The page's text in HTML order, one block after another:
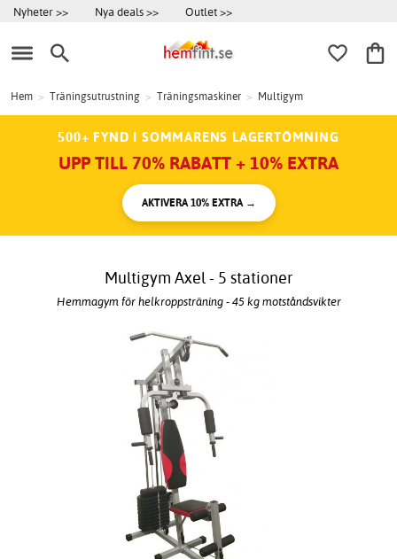
Nyheter >> Nya deals >> Outlet >>
Hem > Träningsutrustning > Träningsmaskiner > Multigym
500+ FYND I SOMMARENS LAGERTÖMNING
UPP TILL 70% RABATT + 10% EXTRA
AKTIVERA 10% EXTRA →
Multigym Axel - 5 stationer
Hemmagym för helkroppsträning - 45 kg motståndsvikter